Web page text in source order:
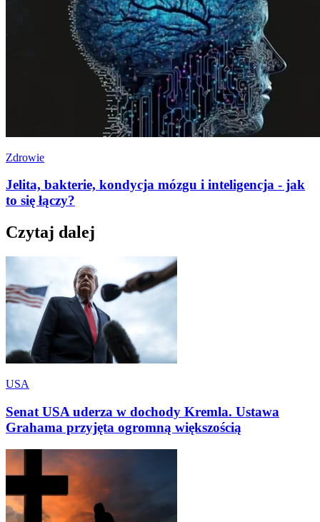
Zdrowie
Jelita, bakterie, kondycja mózgu i inteligencja - jak
to się łączy?
Czytaj dalej
USA
Senat USA uderza w dochody Kremla. Ustawa
Grahama przyjęta ogromną większością